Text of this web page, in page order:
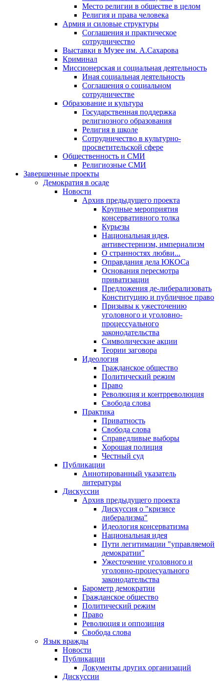
Место религии в обществе в целом
Религия и права человека
Армия и силовые структуры
Соглашения и практическое
сотрудничество
Выставки в Музее им. А.Сахарова
Криминал
Миссионерская и социальная деятельность
Иная социальная деятельность
Соглашения о социальном
сотрудничестве
Образование и культура
Государственная поддержка
религиозного образования
Религия в школе
Сотрудничество в культурно-
просветительской сфере
Общественность и СМИ
Религиозные СМИ
Завершенные проекты
Демократия в осаде
Новости
Архив предыдущего проекта
Крупные мероприятия
консервативного толка
Курьезы
Национальная идея,
антивестернизм, империализм
О странностях любви...
Оправдания дела ЮКОСа
Основания пересмотра
приватизации
Предложения де-либерализовать
Конституцию и публичное право
Призывы к ужесточению
уголовного и уголовно-
процессуального
законодательства
Символические акции
Теории заговора
Идеология
Гражданское общество
Политический режим
Право
Революция и контрреволюция
Свобода слова
Практика
Приватность
Свобода слова
Справедливые выборы
Хорошая полиция
Честный суд
Публикации
Аннотированный указатель
литературы
Дискуссии
Архив предыдущего проекта
Дискуссия о "кризисе
либерализма"
Идеология консерватизма
Национальная идея
Пути легитимации "управляемой
демократии"
Ужесточение уголовного и
уголовно-процесуального
законодательства
Барометр демократии
Гражданское общество
Политический режим
Право
Революция и оппозиция
Свобода слова
Язык вражды
Новости
Публикации
Документы других организаций
Дискуссии